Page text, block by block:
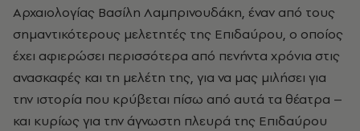
Αρχαιολογίας Βασίλη Λαμπρινουδάκη, έναν από τους
σημαντικότερους μελετητές της Επιδαύρου, ο οποίος
έχει αφιερώσει περισσότερα από πενήντα χρόνια στις
ανασκαφές και τη μελέτη της, για να μας μιλήσει για
την ιστορία που κρύβεται πίσω από αυτά τα θέατρα –
και κυρίως για την άγνωστη πλευρά της Επιδαύρου